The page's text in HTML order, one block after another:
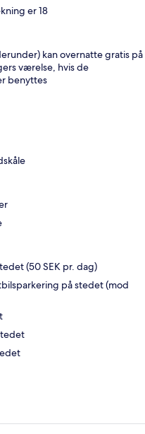
er 18
kan overnatte gratis på
værelse, hvis de
benyttes
(50 SEK pr. dag)
på stedet (mod